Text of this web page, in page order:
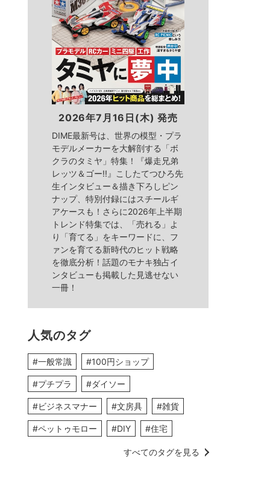
2026年7月16日(木) 発売
DIME最新号は、世界の模型・プラ
モデルメーカーを大解剖する「ボ
クラのタミヤ」特集！『爆走兄弟
レッツ＆ゴー!!』こしたてつひろ先
生インタビュー＆描き下ろしピン
ナップ、特別付録にはスチールギ
アケースも！さらに2026年上半期
トレンド特集では、「売れる」よ
り「育てる」をキーワードに、フ
ァンを育てる新時代のヒット戦略
を徹底分析！話題のモナキ独占イ
ンタビューも掲載した見逃せない
一冊！
人気のタグ
#一般常識 #100円ショップ
#プチプラ #ダイソー
#ビジネスマナー #文房具 #雑貨
#ペットゥモロー #DIY #住宅
すべてのタグを見る